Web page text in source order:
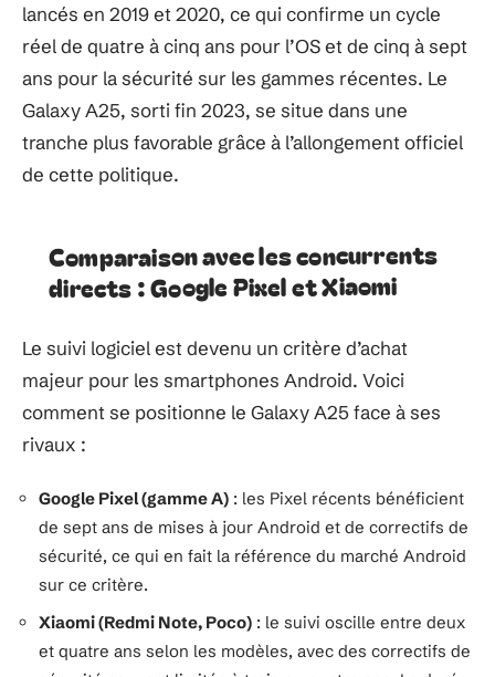
lancés en 2019 et 2020, ce qui confirme un cycle
réel de quatre à cinq ans pour l’OS et de cinq à sept
ans pour la sécurité sur les gammes récentes. Le
Galaxy A25, sorti fin 2023, se situe dans une
tranche plus favorable grâce à l’allongement officiel
de cette politique.
Comparaison avec les concurrents
directs : Google Pixel et Xiaomi
Le suivi logiciel est devenu un critère d’achat
majeur pour les smartphones Android. Voici
comment se positionne le Galaxy A25 face à ses
rivaux :
Google Pixel (gamme A) : les Pixel récents bénéficient
de sept ans de mises à jour Android et de correctifs de
sécurité, ce qui en fait la référence du marché Android
sur ce critère.
Xiaomi (Redmi Note, Poco) : le suivi oscille entre deux
et quatre ans selon les modèles, avec des correctifs de